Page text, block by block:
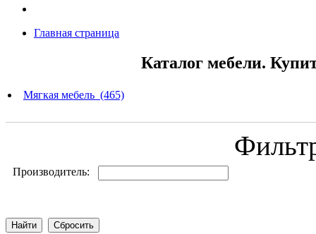
Главная страница
Каталог мебели.
Мягкая мебель (465)
Производитель: